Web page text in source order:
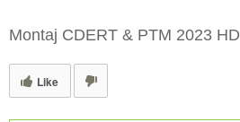
Montaj CDERT & PTM 2023 HD
Like